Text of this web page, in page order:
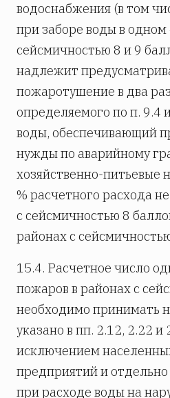
водоснабжения (в том
при заборе воды в одном
сейсмичностью 8 и 9
надлежит
пожаротушение в два
определяемого по п. 9.4
воды, обеспечивающий
нужды по аварийному
хозяйственно-питьевые
% расчетного расхода
с сейсмичностью 8
районах с
15.4. Расчетное число
пожаров в районах с
необходимо принимать
указано в пп. 2.12, 2.22 и
исключением
предприятий и
при расходе воды на